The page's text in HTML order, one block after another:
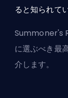
ると知られて
Summoner's
に選ぶべき最
介します。